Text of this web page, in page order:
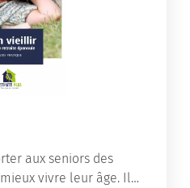
aux seniors des
vivre leur âge. Il